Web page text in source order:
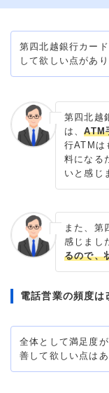
第四北越銀行カー
して欲しい点があ
第四北越
は、ATM
行ATMは
料になる
いと感じ
また、第
感じまし
るので、
電話営業の頻度は
全体として満足度
善して欲しい点は